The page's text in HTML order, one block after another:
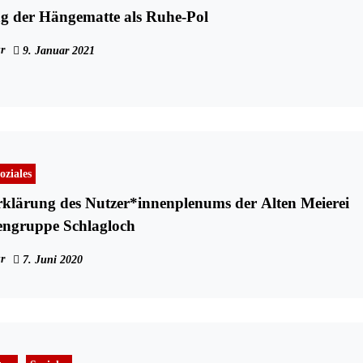
der Hängematte als Ruhe-Pol
9. Januar 2021
des Nutzer*innenplenums der Alten Meierei
Schlagloch
7. Juni 2020